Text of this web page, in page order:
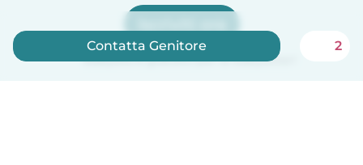
Babysits è gratuito per le babysitter!
Contatta Genitore 2